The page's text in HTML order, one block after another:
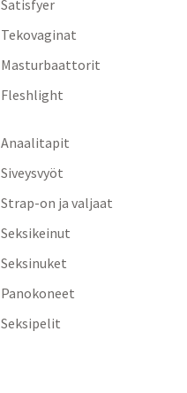
Satisfyer
Tekovaginat
Masturbaattorit
Fleshlight
Anaalitapit
Siveysvyöt
Strap-on ja valjaat
Seksikeinut
Seksinuket
Panokoneet
Seksipelit